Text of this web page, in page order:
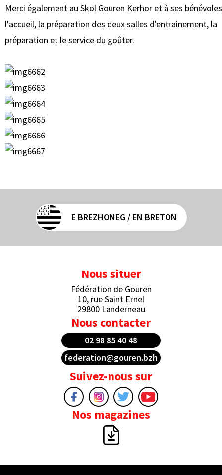
Merci également au Skol Gouren Kerhor et à ses
l'accueil, la préparation des deux salles d'entrainement, la
préparation et le service du goûter.
E BREZHONEG / EN BRETON
Nous situer
Fédération de Gouren
10, rue Saint Ernel
29800 Landerneau
Nous contacter
02 98 85 40 48
federation@gouren.bzh
Suivez-nous sur
Nos magazines